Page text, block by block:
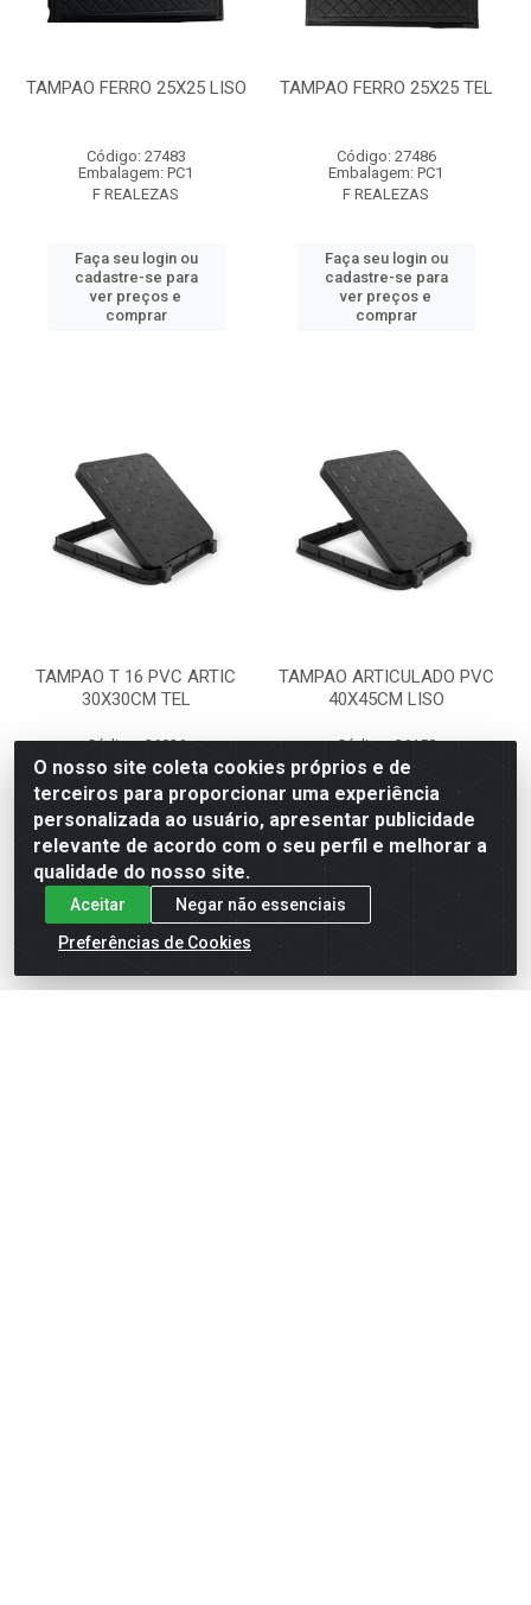
TAMPAO FERRO 25X25 LISO
Código: 27483
Embalagem: PC1
F REALEZAS
Faça seu login ou
cadastre-se para
ver preços e
comprar
TAMPAO FERRO 25X25 TEL
Código: 27486
Embalagem: PC1
F REALEZAS
Faça seu login ou
cadastre-se para
ver preços e
comprar
TAMPAO T 16 PVC ARTIC
30X30CM TEL
Código: 26026
Embalagem: PC1
Faça seu login ou
cadastre-se para
ver preços e
comprar
TAMPAO ARTICULADO PVC
40X45CM LISO
Código: 36158
Embalagem: PC1
ROMA
Faça seu login ou
ver preços e
O nosso site coleta cookies próprios e de
terceiros para proporcionar uma experiência
personalizada ao usuário, apresentar publicidade
relevante de acordo com o seu perfil e melhorar a
qualidade do nosso site.
Aceitar
Negar não essenciais
Preferências de Cookies